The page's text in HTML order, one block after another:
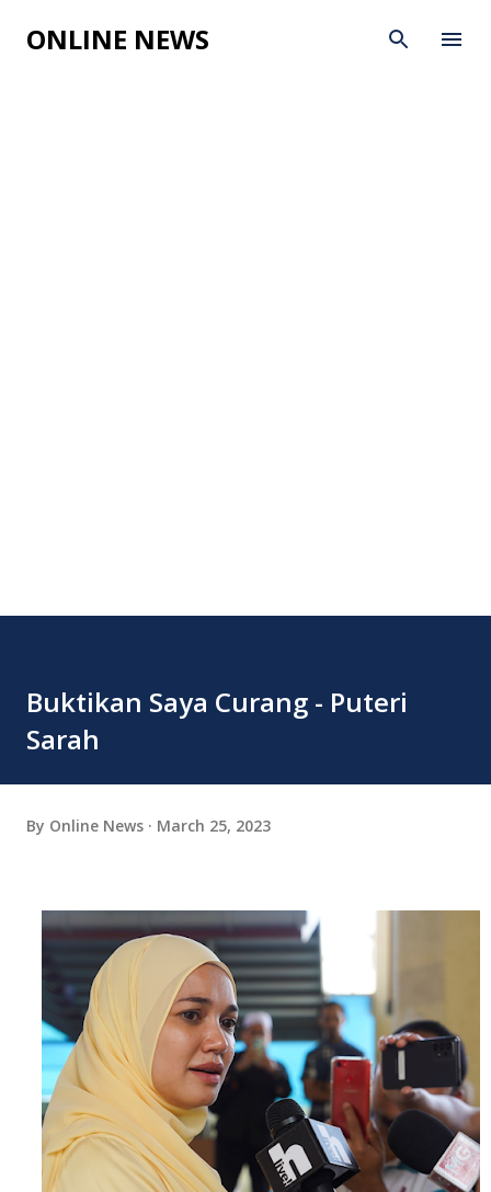
Skip to main content
ONLINE NEWS
Buktikan Saya Curang - Puteri
Sarah
By Online News March 25, 2023